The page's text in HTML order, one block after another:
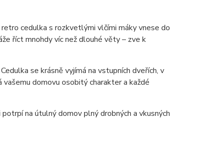
cedulka s rozkvetlými vlčími máky vnese do
říct mnohdy víc než dlouhé věty – zve k
se krásně vyjímá na vstupních dveřích, v
domovu osobitý charakter a každé
na útulný domov plný drobných a vkusných